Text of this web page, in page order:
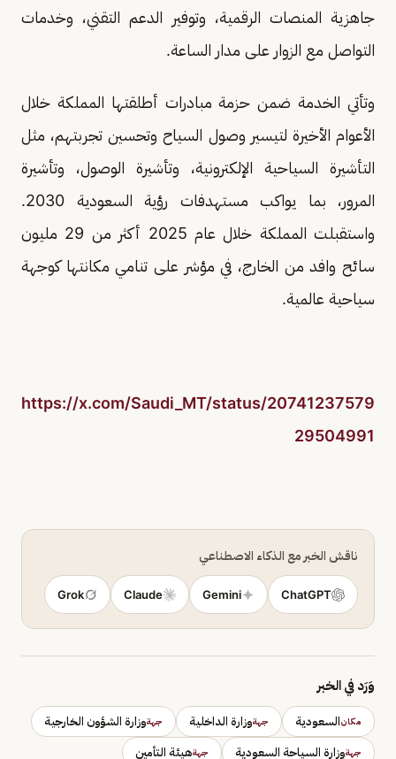
جاهزية المنصات الرقمية، وتوفير الدعم التقني، وخدمات
التواصل مع الزوار على مدار الساعة.
وتأتي الخدمة ضمن حزمة مبادرات أطلقتها المملكة خلال
الأعوام الأخيرة لتيسير وصول السياح وتحسين تجربتهم، مثل
التأشيرة السياحية الإلكترونية، وتأشيرة الوصول، وتأشيرة
المرور، بما يواكب مستهدفات رؤية السعودية 2030.
واستقبلت المملكة خلال عام 2025 أكثر من 29 مليون
سائح وافد من الخارج، في مؤشر على تنامي مكانتها كوجهة
سياحية عالمية.
https://x.com/Saudi_MT/status/20741237579
29504991
ناقش الخبر مع الذكاء الاصطناعي
ChatGPT
Gemini
Claude
Grok
وَرَد في الخبر
مكانالسعودية جهةوزارة الداخلية جهةوزارة الشؤون الخارجية
جهةوزارة السياحة السعودية جهةهيئة التأمين